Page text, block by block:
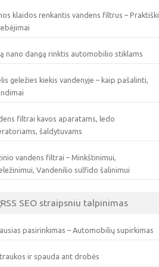
klaidos renkantis vandens filtrus – Praktiški
nano dangą rinktis automobilio stiklams
geležies kiekis vandenyje – kaip pašalinti,
filtrai kavos aparatams, ledo
šaldytuvams
vandens filtrai – Minkštinimui,
Vandenilio sulfido šalinimui
SEO straipsniu talpinimas
pasirinkimas – Automobilių supirkimas
ir spauda ant drobės